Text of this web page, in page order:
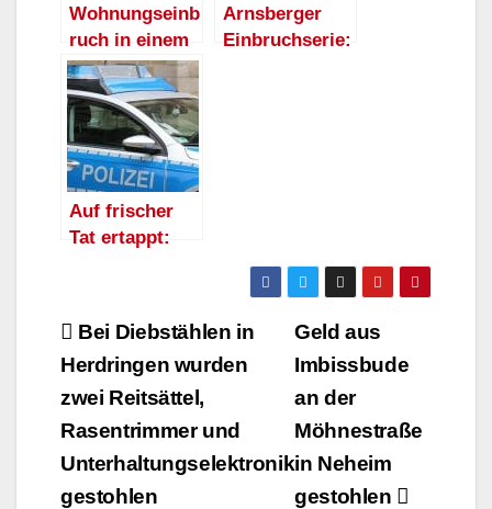
Wohnungseinb
ruch in einem
Mehrfamilienh
aus in
Moosfelde
Arnsberger
Einbruchserie:
Auf frischer
Tat ertappt:
Kindergarten
ein
Beitragsnavigation
Geld aus
Imbissbude
an der
Möhnestraße
in Neheim
gestohlen
Bei Diebstählen in
Herdringen wurden
zwei Reitsättel,
Rasentrimmer und
Unterhaltungselektronik
gestohlen